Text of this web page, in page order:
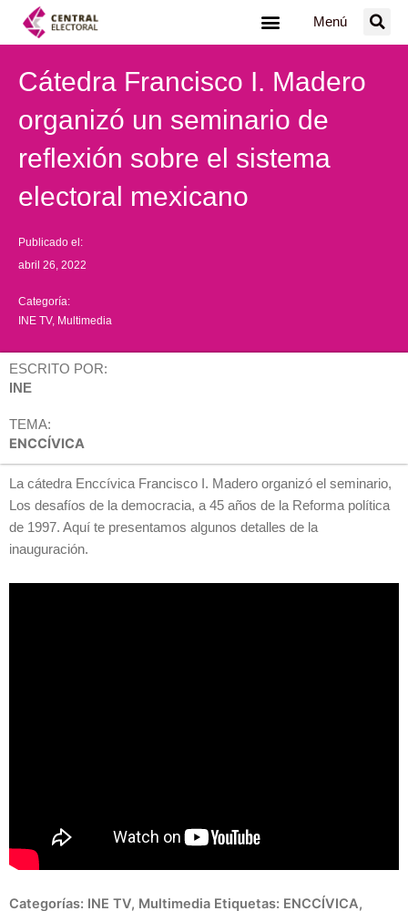
Menú
Cátedra Francisco I. Madero
organizó un seminario de
reflexión sobre el sistema
electoral mexicano
Publicado el:
abril 26, 2022
Categoría:
INE TV, Multimedia
ESCRITO POR:
INE
TEMA:
ENCCÍVICA
La cátedra Enccívica Francisco I. Madero organizó el seminario,
Los desafíos de la democracia, a 45 años de la Reforma política
de 1997. Aquí te presentamos algunos detalles de la
inauguración.
Categorías: INE TV, Multimedia Etiquetas: ENCCÍVICA,